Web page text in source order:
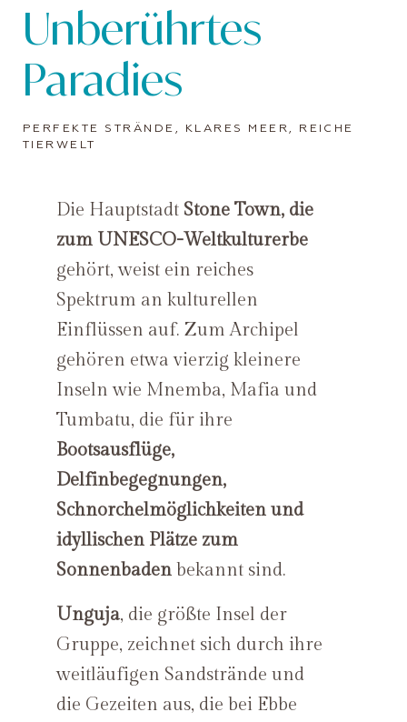
Unberührtes
Paradies
PERFEKTE STRÄNDE, KLARES MEER, REICHE
TIERWELT
Die Hauptstadt Stone Town, die
zum UNESCO-Weltkulturerbe
gehört, weist ein reiches
Spektrum an kulturellen
Einflüssen auf. Zum Archipel
gehören etwa vierzig kleinere
Inseln wie Mnemba, Mafia und
Tumbatu, die für ihre
Bootsausflüge,
Delfinbegegnungen,
Schnorchelmöglichkeiten und
idyllischen Plätze zum
Sonnenbaden bekannt sind.
Unguja, die größte Insel der
Gruppe, zeichnet sich durch ihre
weitläufigen Sandstrände und
die Gezeiten aus, die bei Ebbe